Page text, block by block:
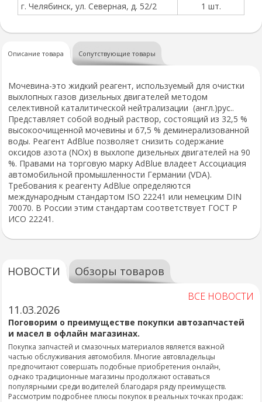
г. Челябинск, ул. Северная, д. 52/2
1 шт.
Описание товара Сопутствующие товары
Мочевина-это жидкий реагент, используемый для очистки
выхлопных газов дизельных двигателей методом
селективной каталитической нейтрализации (англ.)рус..
Представляет собой водный раствор, состоящий из 32,5 %
высокоочищенной мочевины и 67,5 % деминерализованной
воды. Реагент AdBlue позволяет снизить содержание
оксидов азота (NOx) в выхлопе дизельных двигателей на 90
%. Правами на торговую марку AdBlue владеет Ассоциация
автомобильной промышленности Германии (VDA).
Требования к реагенту AdBlue определяются
международным стандартом ISO 22241 или немецким DIN
70070. В России этим стандартам соответствует ГОСТ Р
ИСО 22241.
НОВОСТИ Обзоры товаров
ВСЕ НОВОСТИ
11.03.2026
Поговорим о преимуществе покупки автозапчастей
и масел в офлайн магазинах.
Покупка запчастей и смазочных материалов является важной
частью обслуживания автомобиля. Многие автовладельцы
предпочитают совершать подобные приобретения онлайн,
однако традиционные магазины продолжают оставаться
популярными среди водителей благодаря ряду преимуществ.
Рассмотрим подробнее плюсы покупок в реальных точках продаж: